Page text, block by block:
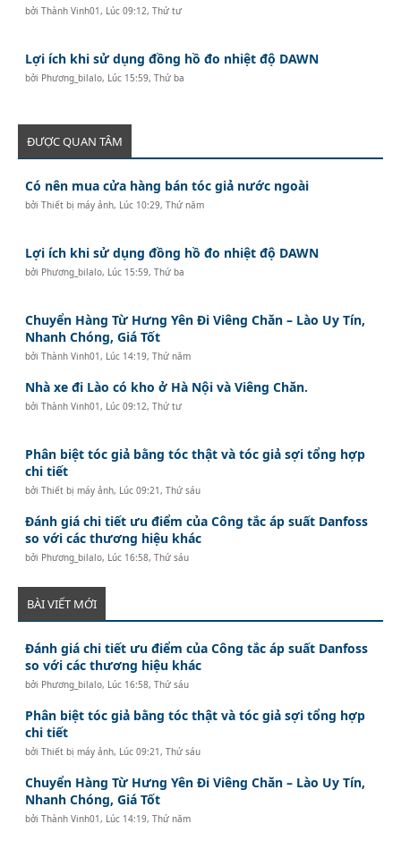
bởiThành Vinh01 , Lúc 09:12, Thứ tư
Lợi ích khi sử dụng đồng hồ đo nhiệt độ DAWN
bởi Phương_bilalo, Lúc 15:59, Thứ ba
ĐƯỢC QUAN TÂM
Có nên mua cửa hàng bán tóc giả nước ngoài
bởiThiết bị máy ảnh, Lúc 10:29, Thứ năm
Lợi ích khi sử dụng đồng hồ đo nhiệt độ DAWN
bởi Phương_bilalo, Lúc 15:59, Thứ ba
Chuyển Hàng Từ Hưng Yên Đi Viêng Chăn – Lào Uy Tín,
Nhanh Chóng, Giá Tốt
bởiThành Vinh01 , Lúc 14:19, Thứ năm
Nhà xe đi Lào có kho ở Hà Nội và Viêng Chăn.
bởiThành Vinh01 , Lúc 09:12, Thứ tư
Phân biệt tóc giả bằng tóc thật và tóc giả sợi tổng hợp
chi tiết
bởiThiết bị máy ảnh, Lúc 09:21, Thứ sáu
Đánh giá chi tiết ưu điểm của Công tắc áp suất Danfoss
so với các thương hiệu khác
bởi Phương_bilalo, Lúc 16:58, Thứ sáu
BÀI VIẾT MỚI
Đánh giá chi tiết ưu điểm của Công tắc áp suất Danfoss
so với các thương hiệu khác
bởi Phương_bilalo, Lúc 16:58, Thứ sáu
Phân biệt tóc giả bằng tóc thật và tóc giả sợi tổng hợp
chi tiết
bởiThiết bị máy ảnh, Lúc 09:21, Thứ sáu
Chuyển Hàng Từ Hưng Yên Đi Viêng Chăn – Lào Uy Tín,
Nhanh Chóng, Giá Tốt
bởiThành Vinh01 , Lúc 14:19, Thứ năm